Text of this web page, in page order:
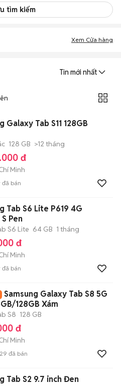
tìm kiếm
Xem Cửa hàng
Tin mới nhất
Galaxy Tab S11 128GB
128 GB >12 tháng
đ
Minh
đã bán
Tab S6 Lite P619 4G
Pen
S6 Lite 64 GB 1 tháng
đ
Minh
đã bán
Samsung Galaxy Tab S8 5G
128GB Xám
S8 128 GB
đ
Minh
đã bán
Tab S2 9.7 inch Đen